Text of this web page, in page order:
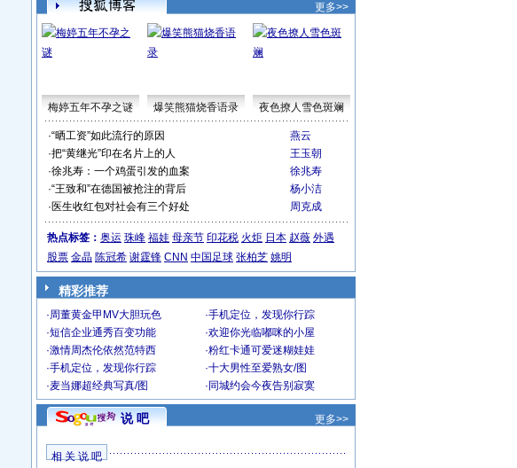
更多>>
梅婷五年不孕之谜 爆笑熊猫烧香语录 夜色撩人雪色斑斓
·“晒工资”如此流行的原因
燕云
·把“黄继光”印在名片上的人
王玉朝
·徐兆寿：一个鸡蛋引发的血案
徐兆寿
·“王致和”在德国被抢注的背后
杨小洁
· 医生收红包对社会有三个好处 周克成
热点标签： 奥运 珠峰 福娃 母亲节 印花税 火炬 日本 赵薇 外遇
股票 金晶 陈冠希 谢霆锋 CNN 中国足球 张柏芝 姚明
精彩推荐
·周董黄金甲MV大胆玩色 ·手机定位，发现你行踪
·短信企业通秀百变功能 ·欢迎你光临嘟咪的小屋
·激情周杰伦依然范特西 ·粉红卡通可爱迷糊娃娃
·手机定位，发现你行踪 ·十大男性至爱熟女/图
·麦当娜超经典写真/图 · 同城约会今夜告别寂寞
说 吧 更多>>
相 关 说 吧